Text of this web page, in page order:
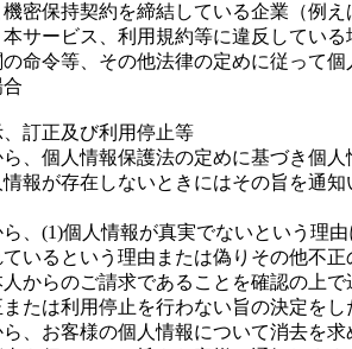
密保持契約を締結している企業（例
サービス、利用規約等に違反してい
命令等、その他法律の定めに従って
、訂正及び利用停止等
、個人情報保護法の定めに基づき個
報が存在しないときにはその旨を通
、(1)個人情報が真実でないという理
いるという理由または偽りその他不
からのご請求であることを確認の上
たは利用停止を行わない旨の決定を
、お客様の個人情報について消去を